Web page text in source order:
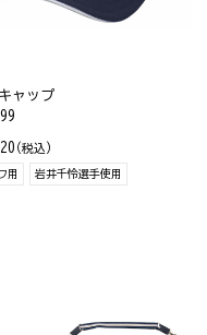
ャップ
(税込)
用 岩井千怜選手使用